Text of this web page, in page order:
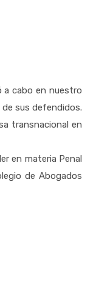
a cabo en nuestro
sus defendidos.
transnacional en
en materia Penal
de Abogados